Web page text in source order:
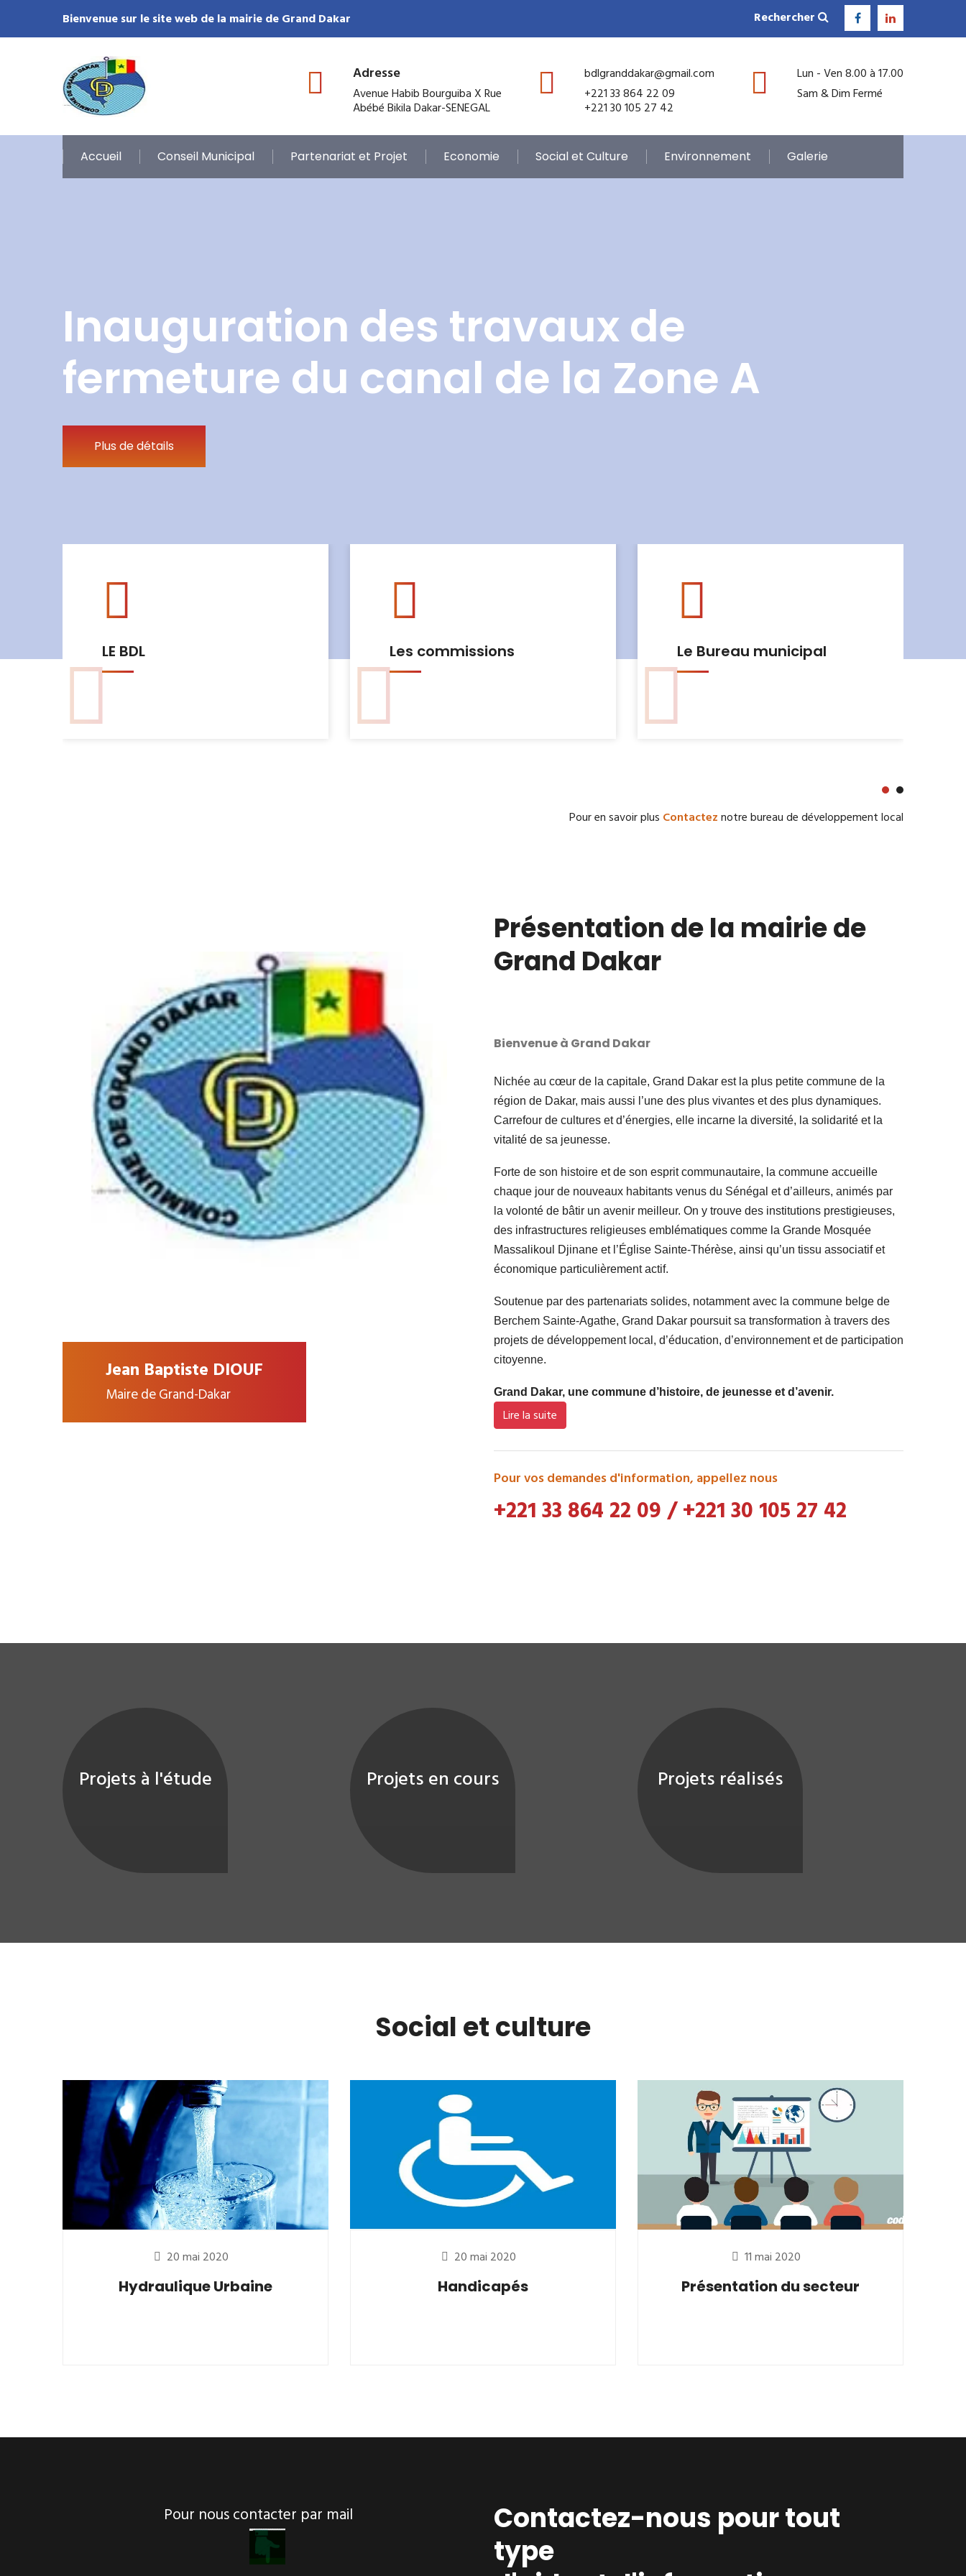
Bienvenue sur le site web de la mairie de Grand Dakar Rechercher
Adresse
Avenue Habib Bourguiba X Rue
Abébé Bikila Dakar-SENEGAL
bdlgranddakar@gmail.com
+221 33 864 22 09
+221 30 105 27 42
Lun - Ven 8.00 à 17.00
Sam & Dim Fermé
Accueil Conseil Municipal Partenariat et Projet Economie Social et Culture Environnement Galerie
Inauguration des travaux de
fermeture du canal de la Zone A
Plus de détails
Les commissions Le Bureau municipal Urbanisme et Habitat
Pour en savoir plus Contacteznotre bureau de développement local
Jean Baptiste DIOUF
Maire de Grand-Dakar
Présentation de la mairie de
Grand Dakar
Bienvenue à Grand Dakar
Nichée au cœur de la capitale, Grand Dakar est la plus petite commune de la
région de Dakar, mais aussi l’une des plus vivantes et des plus dynamiques.
Carrefour de cultures et d’énergies, elle incarne la diversité, la solidarité et la
vitalité de sa jeunesse.
Forte de son histoire et de son esprit communautaire, la commune accueille
chaque jour de nouveaux habitants venus du Sénégal et d’ailleurs, animés par
la volonté de bâtir un avenir meilleur. On y trouve des institutions prestigieuses,
des infrastructures religieuses emblématiques comme la Grande Mosquée
Massalikoul Djinane et l’Église Sainte-Thérèse, ainsi qu’un tissu associatif et
économique particulièrement actif.
Soutenue par des partenariats solides, notamment avec la commune belge de
Berchem Sainte-Agathe, Grand Dakar poursuit sa transformation à travers des
projets de développement local, d’éducation, d’environnement et de participation
citoyenne.
Grand Dakar, une commune d’histoire, de jeunesse et d’avenir.
Lire la suite
Pour vos demandes d'information, appellez nous
+221 33 864 22 09/+221 30 105 27 42
Projets à l'étude Projets en cours Projets réalisés
Social et culture
20 mai 2020
Hydraulique Urbaine
20 mai 2020
Handicapés
11 mai 2020
Présentation du secteur
Pour nous contacter par mail
Contactez-nous pour tout
type